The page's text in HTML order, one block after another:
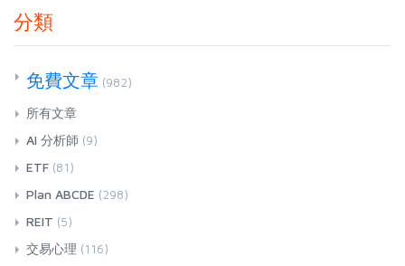
分類
免費文章 (982)
所有文章
AI 分析師 (9)
ETF (81)
Plan ABCDE (298)
REIT (5)
交易心理 (116)